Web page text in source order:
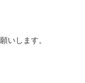
いします。